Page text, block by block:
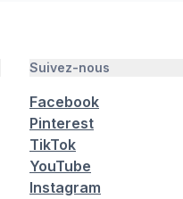
Suivez-nous
Facebook
Pinterest
TikTok
YouTube
Instagram